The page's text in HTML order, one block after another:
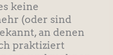
keine
(oder sind
an denen
praktiziert